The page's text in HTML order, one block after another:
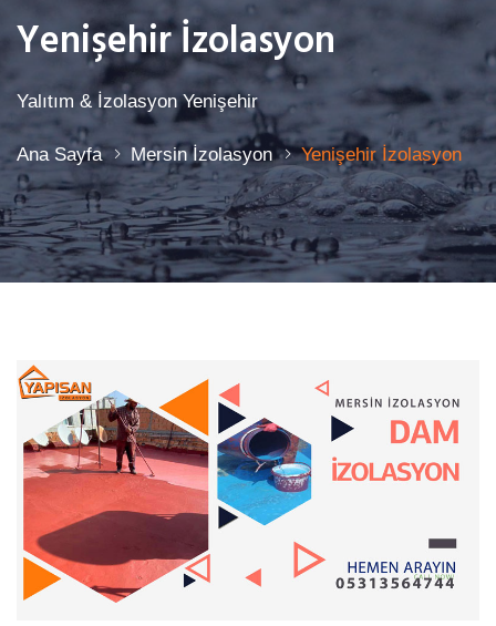
Yenişehir İzolasyon
Yalıtım & İzolasyon Yenişehir
Ana Sayfa Mersin İzolasyon Yenişehir İzolasyon